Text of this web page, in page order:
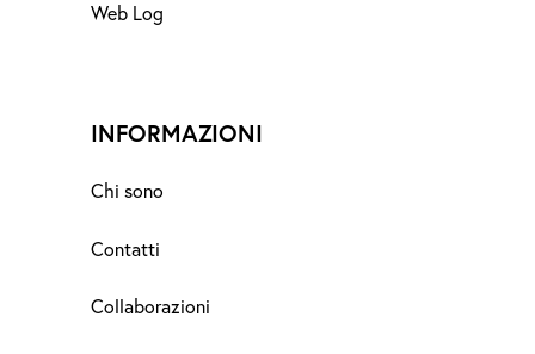
Web Log
INFORMAZIONI
Chi sono
Contatti
Collaborazioni